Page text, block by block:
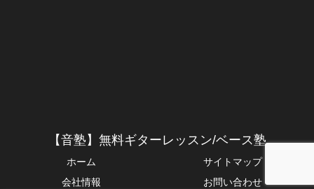
【音塾】無料ギターレッスン/ベース塾
ホーム
サイトマップ
会社情報
お問い合わせ